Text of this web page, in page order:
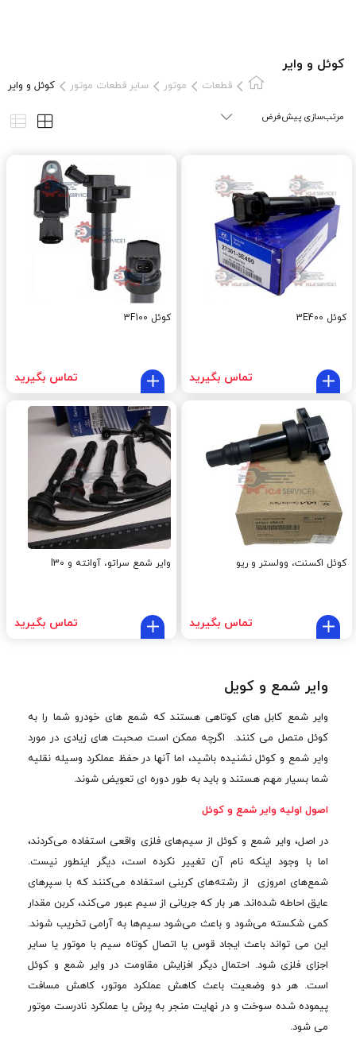
کوئل و وایر
قطعات موتور سایر قطعات موتور کوئل و وایر
کوئل 3E400
تماس بگیرید
کوئل 3F100
تماس بگیرید
کوئل اکسنت، وولستر و ریو
تماس بگیرید
وایر شمع سراتو، آوانته و I30
تماس بگیرید
وایر شمع و کویل
وایر شمع کابل های کوتاهی هستند که شمع های خودرو شما را به
کوئل متصل می کنند. اگرچه ممکن است صحبت های زیادی در مورد
وایر شمع و کوئل نشنیده باشید، اما آنها در حفظ عملکرد وسیله نقلیه
شما بسیار مهم هستند و باید به طور دوره ای تعویض شوند.
اصول اولیه وایر شمع و کوئل
در اصل، وایر شمع و کوئل از سیم‌های فلزی واقعی استفاده می‌کردند،
اما با وجود اینکه نام آن تغییر نکرده است، دیگر اینطور نیست.
شمع‌های امروزی از رشته‌های کربنی استفاده می‌کنند که با سپرهای
عایق احاطه شده‌اند. هر بار که جریانی از سیم عبور می‌کند، کربن مقدار
کمی شکسته می‌شود و باعث می‌شود سیم‌ها به آرامی تخریب شوند.
این می تواند باعث ایجاد قوس یا اتصال کوتاه سیم با موتور یا سایر
اجزای فلزی شود. احتمال دیگر افزایش مقاومت در وایر شمع و کوئل
است. هر دو وضعیت باعث کاهش عملکرد موتور، کاهش مسافت
پیموده شده سوخت و در نهایت منجر به پرش یا عملکرد نادرست موتور
می شود.